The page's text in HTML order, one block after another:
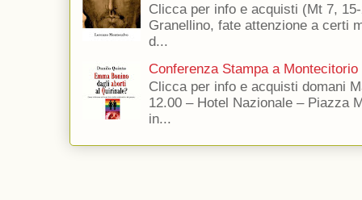
Clicca per info e acquisti (Mt 7,
Granellino, fate attenzione a certi
d...
Conferenza Stampa a Montecitorio
Clicca per info e acquisti domani
12.00 – Hotel Nazionale – Piazza
in...